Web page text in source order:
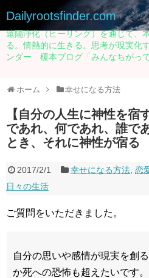
Dailyrootsfinder.com
遠隔浄化（ヒーリング）を通じて、
る。情熱的に生きる。思考が現実化
ンダー 榎本ブログ「みんなちがっ
ホーム 幸せになる方法
【自分の人生に神性を宿
であれ、何であれ、誰で
とき、それに神性が宿る
2017/2/1 幸せになる方法, 恋
日々の生活
ご質問をいただきました。
自分の思いや感情が現実を創
か死への恐怖も超えたいです